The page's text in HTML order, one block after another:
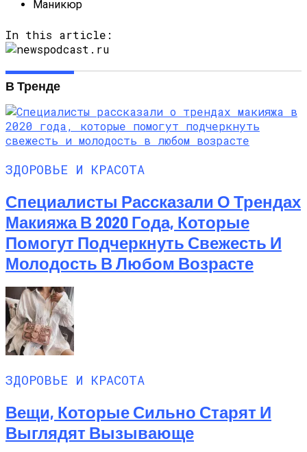
Маникюр
In this article:
В Тренде
ЗДОРОВЬЕ И КРАСОТА
Специалисты Рассказали О Трендах
Макияжа В 2020 Года, Которые
Помогут Подчеркнуть Свежесть И
Молодость В Любом Возрасте
ЗДОРОВЬЕ И КРАСОТА
Вещи, Которые Сильно Старят И
Выглядят Вызывающе